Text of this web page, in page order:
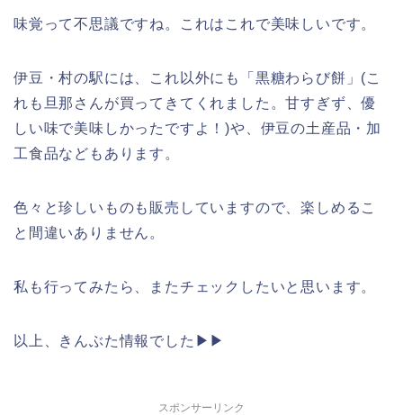
味覚って不思議ですね。これはこれで美味しいです。
伊豆・村の駅には、これ以外にも「黒糖わらび餅」(こ
れも旦那さんが買ってきてくれました。甘すぎず、優
しい味で美味しかったですよ！)や、伊豆の土産品・加
工食品などもあります。
色々と珍しいものも販売していますので、楽しめるこ
と間違いありません。
私も行ってみたら、またチェックしたいと思います。
以上、きんぶた情報でした▶︎▶︎
スポンサーリンク